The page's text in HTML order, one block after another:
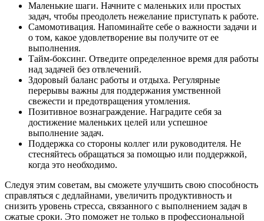
Маленькие шаги. Начните с маленьких или простых
задач, чтобы преодолеть нежелание приступать к работе.
Самомотивация. Напоминайте себе о важности задачи и
о том, какое удовлетворение вы получите от ее
выполнения.
Тайм-боксинг. Отведите определенное время для работы
над задачей без отвлечений.
Здоровый баланс работы и отдыха. Регулярные
перерывы важны для поддержания умственной
свежести и предотвращения утомления.
Позитивное вознаграждение. Наградите себя за
достижение маленьких целей или успешное
выполнение задач.
Поддержка со стороны коллег или руководителя. Не
стесняйтесь обращаться за помощью или поддержкой,
когда это необходимо.
Следуя этим советам, вы сможете улучшить свою способность
справляться с дедлайнами, увеличить продуктивность и
снизить уровень стресса, связанного с выполнением задач в
сжатые сроки. Это поможет не только в профессиональной